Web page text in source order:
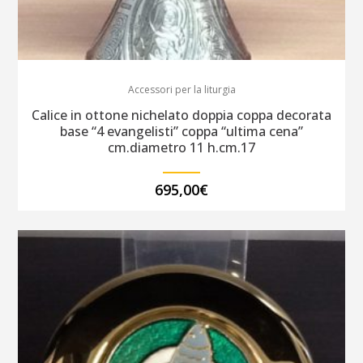
Accessori per la liturgia
Calice in ottone nichelato doppia coppa decorata
base “4 evangelisti” coppa “ultima cena”
cm.diametro 11 h.cm.17
695,00€